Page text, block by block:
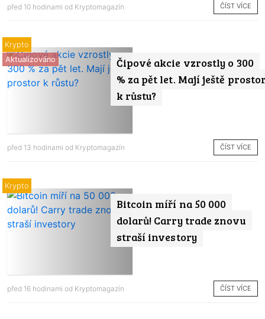
před 10 hodinami od Kryptomagazín ČÍST VÍCE
Čipové akcie vzrostly o 300
% za pět let. Mají ještě
k růstu?
Aktualizováno
Krypto
před 13 hodinami od Kryptomagazín ČÍST VÍCE
Bitcoin míří na 50 000
dolarů! Carry trade znovu
straší investory
Krypto
před 16 hodinami od Kryptomagazín ČÍST VÍCE